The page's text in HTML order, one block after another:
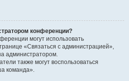
конференции?
могут использовать
«Связаться с администрацией»,
администратором.
также могут воспользоваться
команда».